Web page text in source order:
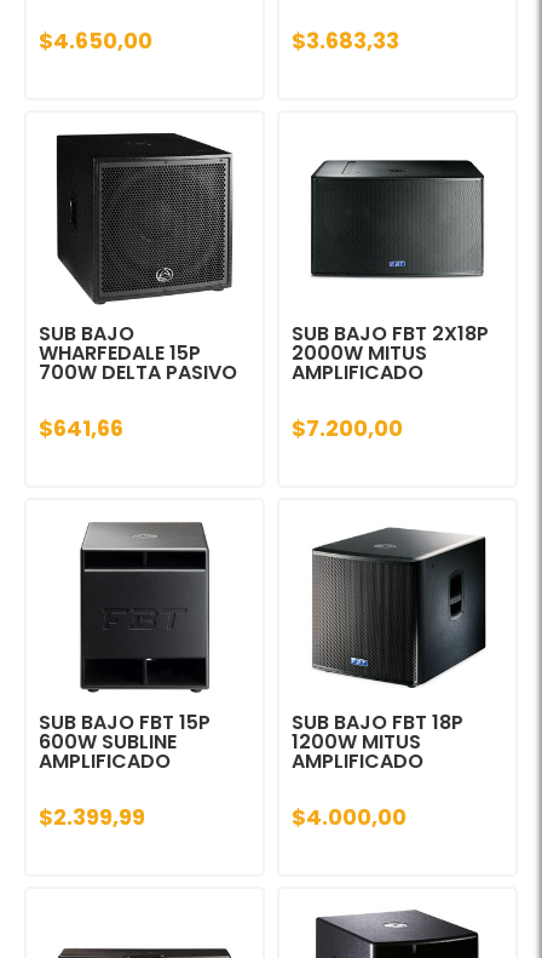
$4.650,00 $3.683,33
SUB BAJO
WHARFEDALE 15P
700W DELTA PASIVO
$641,66
SUB BAJO FBT 2X18P
2000W MITUS
AMPLIFICADO
$7.200,00
SUB BAJO FBT 15P
600W SUBLINE
AMPLIFICADO
$2.399,99
SUB BAJO FBT 18P
1200W MITUS
AMPLIFICADO
$4.000,00